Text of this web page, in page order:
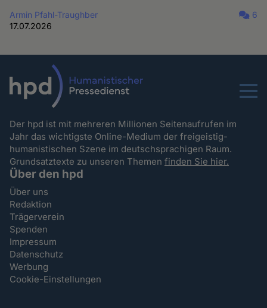
Armin Pfahl-Traughber
17.07.2026
6
Menu
Der hpd ist mit mehreren Millionen Seitenaufrufen im
Jahr das wichtigste Online-Medium der freigeistig-
humanistischen Szene im deutschsprachigen Raum.
Grundsatztexte zu unseren Themenfinden Sie hier.
Über den hpd
Über uns
Redaktion
Trägerverein
Spenden
Impressum
Datenschutz
Werbung
Cookie-Einstellungen